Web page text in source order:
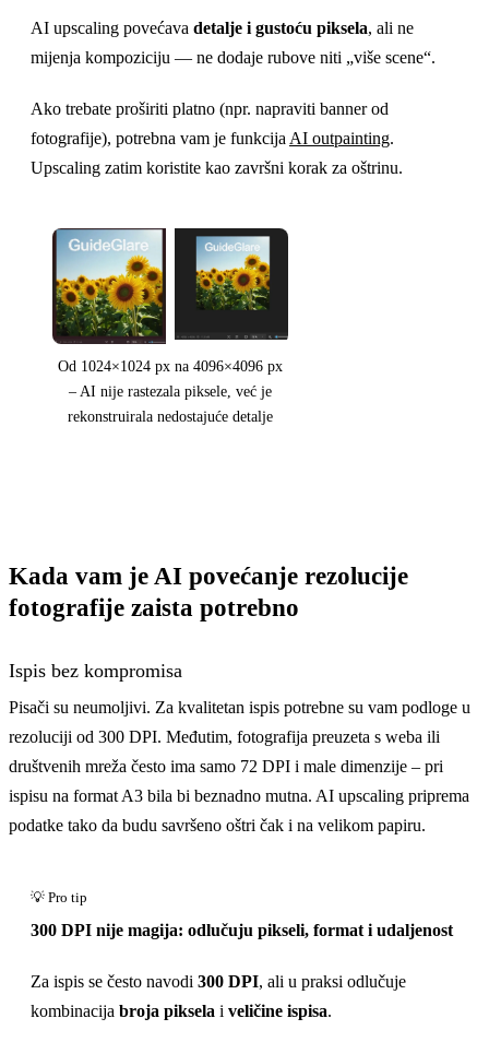
AI upscaling povećava detalje i gustoću piksela, ali ne
mijenja kompoziciju — ne dodaje rubove niti „više scene“.
Ako trebate proširiti platno (npr. napraviti banner od
fotografije), potrebna vam je funkcija AI outpainting.
Upscaling zatim koristite kao završni korak za oštrinu.
Od 1024×1024 px na 4096×4096 px
– AI nije rastezala piksele, već je
rekonstruirala nedostajuće detalje
Kada vam je AI povećanje rezolucije
fotografije zaista potrebno
Ispis bez kompromisa
Pisači su neumoljivi. Za kvalitetan ispis potrebne su vam podloge u
rezoluciji od 300 DPI. Međutim, fotografija preuzeta s weba ili
društvenih mreža često ima samo 72 DPI i male dimenzije – pri
ispisu na format A3 bila bi beznadno mutna. AI upscaling priprema
podatke tako da budu savršeno oštri čak i na velikom papiru.
300 DPI nije magija: odlučuju pikseli, format i udaljenost
Za ispis se često navodi 300 DPI, ali u praksi odlučuje
kombinacija broja piksela i veličine ispisa.